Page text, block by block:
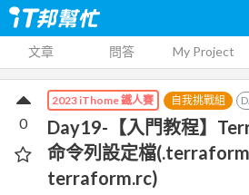
文章 問答 My Project
2023 iThome 鐵人賽 自我挑戰組
Day19-【入門教程】
命令列設定檔
terraform.rc)
0